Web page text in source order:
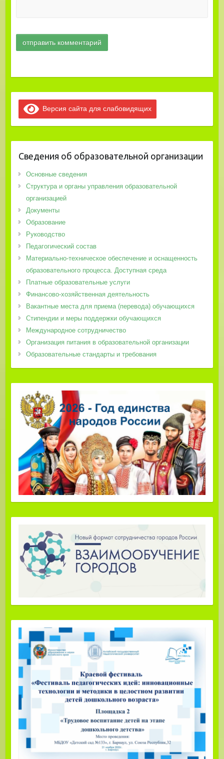
Версия сайта для слабовидящих
Сведения об образовательной организации
Основные сведения
Структура и органы управления образовательной
организацией
Документы
Образование
Руководство
Педагогический состав
Материально-техническое обеспечение и оснащенность
образовательного процесса. Доступная среда
Платные образовательные услуги
Финансово-хозяйственная деятельность
Вакантные места для приема (перевода) обучающихся
Стипендии и меры поддержки обучающихся
Международное сотрудничество
Организация питания в образовательной организации
Образовательные стандарты и требования